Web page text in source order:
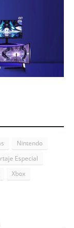
Nintendo
Especial
Xbox